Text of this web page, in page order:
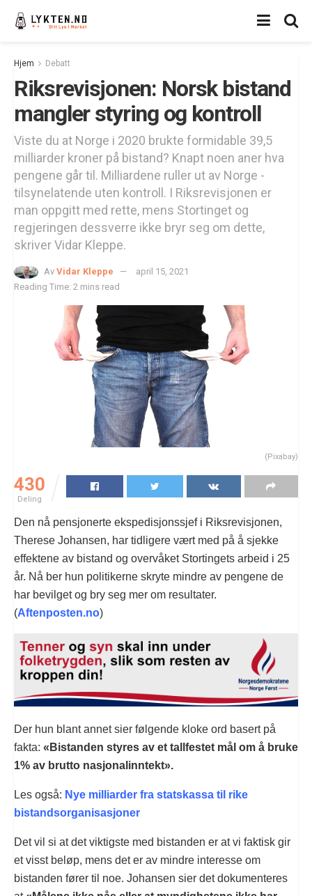
Hjem Debatt
Riksrevisjonen: Norsk bistand
mangler styring og kontroll
Viste du at Norge i 2020 brukte formidable 39,5
milliarder kroner på bistand? Knapt noen aner hva
pengene går til. Milliardene ruller ut av Norge -
tilsynelatende uten kontroll. I Riks­revisjonen er
man oppgitt med rette, mens Stortinget og
regjeringen dessverre ikke bryr seg om dette,
skriver Vidar Kleppe.
Av Vidar Kleppe
april 15, 2021
Reading Time: 2 mins read
(Pixabay)
430
Deling
Den nå pensjonerte ekspedisjons­sjef i Riks­revisjonen,
Therese Johansen, har tidligere vært med på å sjekke
effektene av bistand og overvåket Stortingets arbeid i 25
år. Nå ber hun politikerne skryte mindre av pengene de
har bevilget og bry seg mer om resultater.
(Aftenposten.no)
Der hun blant annet sier følgende kloke ord basert på
fakta: «Bistanden styres av et tallfestet mål om å bruke
1% av brutto nasjonalinntekt».
Les også: Nye milliarder fra statskassa til rike
bistandsorganisasjoner
Det vil si at det viktigste med bistanden er at vi faktisk gir
et visst beløp, mens det er av mindre interesse om
bistanden fører til noe. Johansen sier det dokumenteres